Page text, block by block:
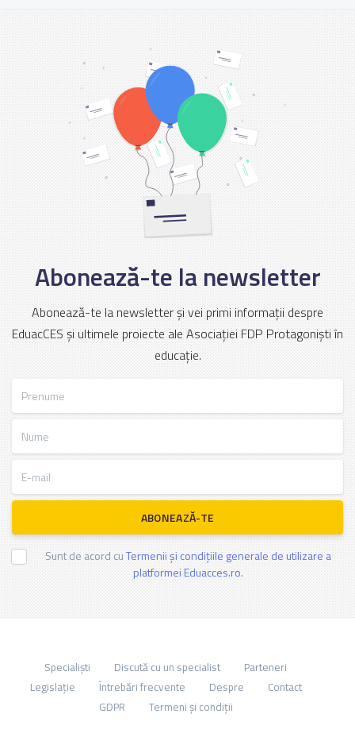
Abonează-te la newsletter
Abonează-te la newsletter și vei primi informații despre
EduacCES și ultimele proiecte ale Asociației FDP Protagoniști în
educație.
ABONEAZĂ-TE
Sunt de acord cuTermenii și condițiile generale de utilizare a
platformei Eduacces.ro.
Specialiști Discută cu un specialist
Parteneri
Legislație
Întrebări frecvente Despre
Contact
GDPR
Termeni și condiții